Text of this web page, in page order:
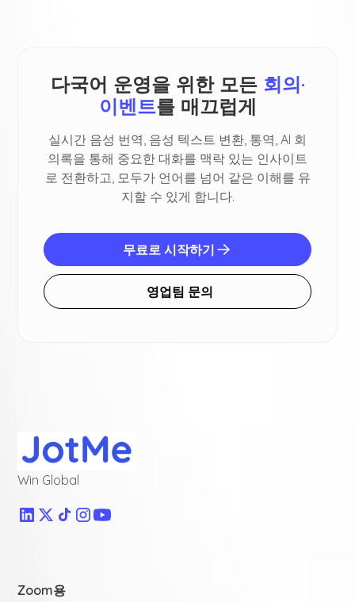
다국어 운영을 위한 모든 회의·
이벤트를 매끄럽게
실시간 음성 번역, 음성 텍스트 변환, 통역, AI 회
의록을 통해 중요한 대화를 맥락 있는 인사이트
로 전환하고, 모두가 언어를 넘어 같은 이해를 유
지할 수 있게 합니다.
무료로 시작하기
영업팀 문의
Win Global
Zoom용